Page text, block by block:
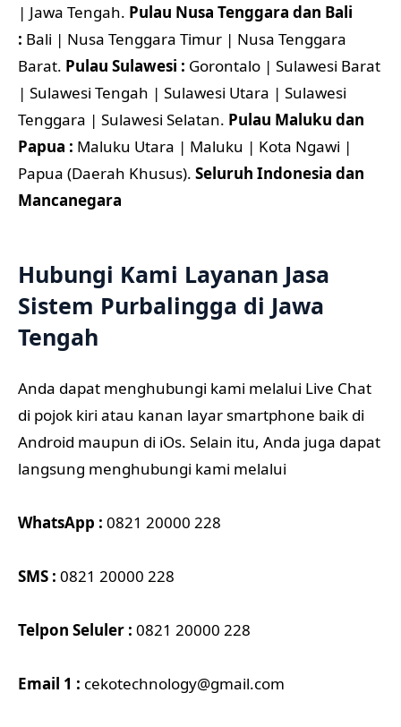
| Jawa Tengah. Pulau Nusa Tenggara dan Bali
: Bali | Nusa Tenggara Timur | Nusa Tenggara
Barat. Pulau Sulawesi : Gorontalo | Sulawesi Barat
| Sulawesi Tengah | Sulawesi Utara | Sulawesi
Tenggara | Sulawesi Selatan. Pulau Maluku dan
Papua : Maluku Utara | Maluku | Kota Ngawi |
Papua (Daerah Khusus). Seluruh Indonesia dan
Mancanegara
Hubungi Kami Layanan Jasa
Sistem Purbalingga di Jawa
Tengah
Anda dapat menghubungi kami melalui Live Chat
di pojok kiri atau kanan layar smartphone baik di
Android maupun di iOs. Selain itu, Anda juga dapat
langsung menghubungi kami melalui
WhatsApp : 0821 20000 228
SMS : 0821 20000 228
Telpon Seluler : 0821 20000 228
Email 1 : cekotechnology@gmail.com